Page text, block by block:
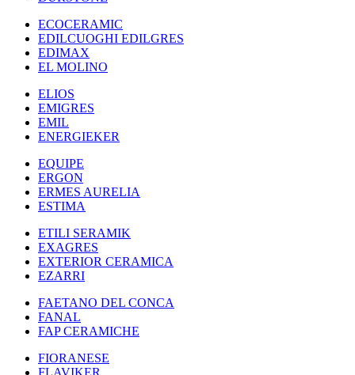
ECOCERAMIC
EDILCUOGHI EDILGRES
EDIMAX
EL MOLINO
ELIOS
EMIGRES
EMIL
ENERGIEKER
EQUIPE
ERGON
ERMES AURELIA
ESTIMA
ETILI SERAMIK
EXAGRES
EXTERIOR CERAMICA
EZARRI
FAETANO DEL CONCA
FANAL
FAP CERAMICHE
FIORANESE
FLAVIKER